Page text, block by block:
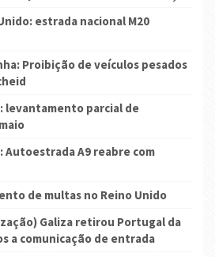
estrada nacional M20
Proibição de veículos pesados
levantamento parcial de
Autoestrada A9 reabre com
de multas no Reino Unido
Galiza retirou Portugal da
a comunicação de entrada